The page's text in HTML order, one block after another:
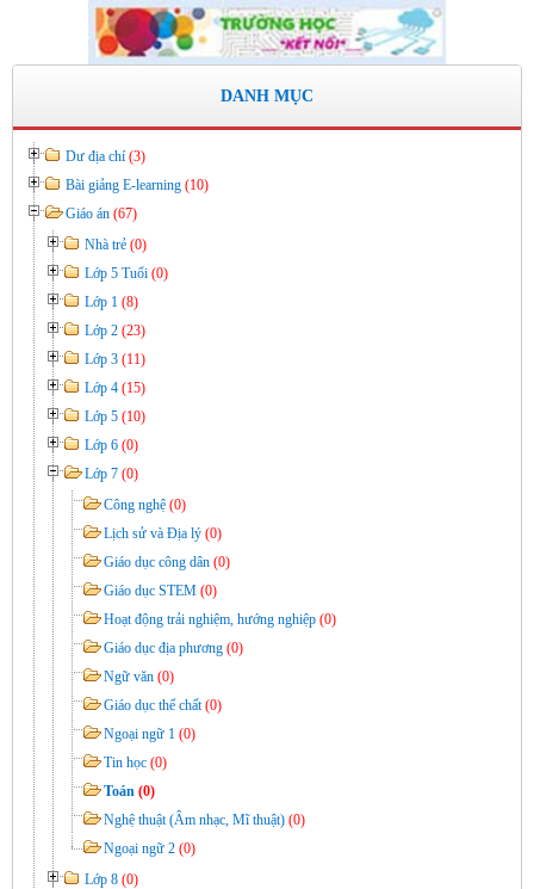
Số: 15 /QĐ-THVY ngày 10/9&#
QUYẾT ĐỊNH Về việc ban hành thực hiện Quy chế dân chủ
trong hoạt động của nhà trường
Thời gian đăng: 11/06/2020
lượt xem: 3474 | lượt tải:645
DANH MỤC
Dư địa chí (3)
Bài giảng E-learning (10)
Giáo án (67)
Nhà trẻ (0)
Lớp 5 Tuổi (0)
Lớp 1 (8)
Lớp 2 (23)
Lớp 3 (11)
Lớp 4 (15)
Lớp 5 (10)
Lớp 6 (0)
Lớp 7 (0)
Công nghệ (0)
Lịch sử và Địa lý (0)
Giáo dục công dân (0)
Giáo dục STEM (0)
Hoạt động trải nghiệm, hướng nghiệp (0)
Giáo dục địa phương (0)
Ngữ văn (0)
Giáo dục thể chất (0)
Ngoại ngữ 1 (0)
Tin học (0)
Toán (0)
Nghệ thuật (Âm nhạc, Mĩ thuật) (0)
Ngoại ngữ 2 (0)
Lớp 8 (0)